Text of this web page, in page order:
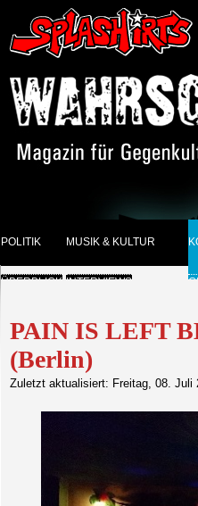
POLITIK
ÜBERBLICK
MUSIK & KULTUR
INTERVIEWS
SONSTIGES
ÜBERBLICK
PAIN IS LEFT
(Berlin)
Zuletzt aktualisiert: Freitag, 08. Juli